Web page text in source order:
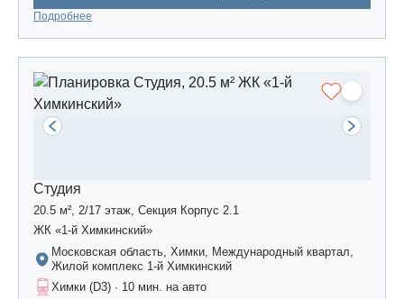
Подробнее
Студия
20.5 м², 2/17 этаж, Секция Корпус 2.1
ЖК «1-й Химкинский»
Московская область, Химки, Международный квартал,
Жилой комплекс 1-й Химкинский
Химки (D3) · 10 мин. на авто